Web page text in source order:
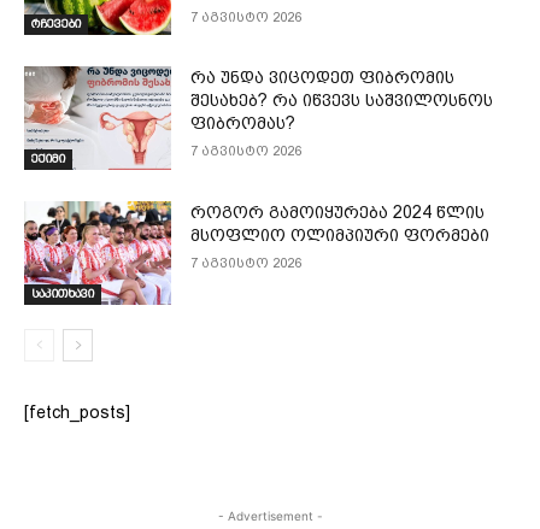
რჩევები 7 აგვისტო 2026
ექიმი
რა უნდა ვიცოდეთ ფიბრომის
შესახებ? რა იწვევს საშვილოსნოს
ფიბრომას?
7 აგვისტო 2026
საკითხავი
როგორ გამოიყურება 2024 წლის
მსოფლიო ოლიმპიური ფორმები
7 აგვისტო 2026
[fetch_posts]
- Advertisement -